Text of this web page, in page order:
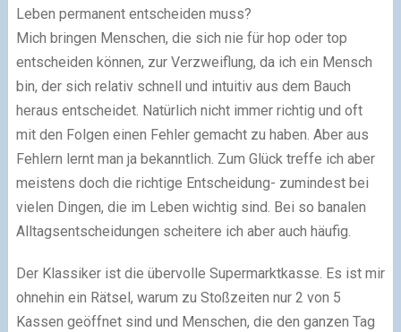
Leben permanent entscheiden muss?
Mich bringen Menschen, die sich nie für hop oder top
entscheiden können, zur Verzweiflung, da ich ein Mensch
bin, der sich relativ schnell und intuitiv aus dem Bauch
heraus entscheidet. Natürlich nicht immer richtig und oft
mit den Folgen einen Fehler gemacht zu haben. Aber aus
Fehlern lernt man ja bekanntlich. Zum Glück treffe ich aber
meistens doch die richtige Entscheidung- zumindest bei
vielen Dingen, die im Leben wichtig sind. Bei so banalen
Alltagsentscheidungen scheitere ich aber auch häufig.
Der Klassiker ist die übervolle Supermarktkasse. Es ist mir
ohnehin ein Rätsel, warum zu Stoßzeiten nur 2 von 5
Kassen geöffnet sind und Menschen, die den ganzen Tag